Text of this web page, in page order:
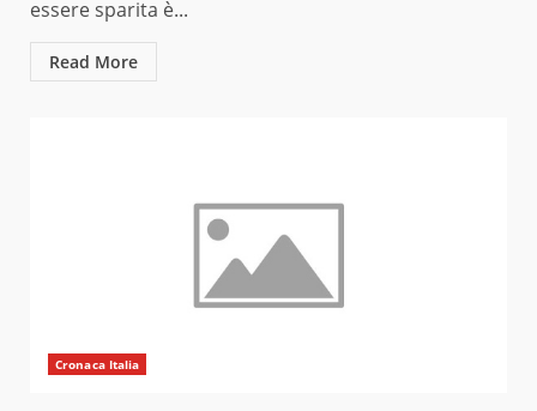
essere sparita è...
Read More
Cronaca Italia